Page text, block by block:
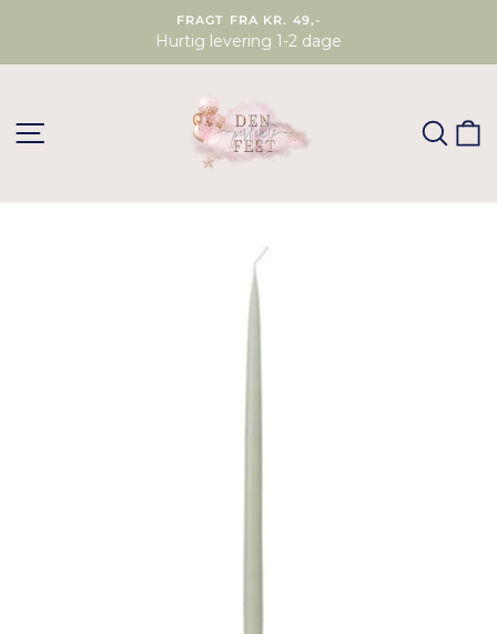
FRAGT FRA KR. 49,-
Hurtig levering 1-2 dage
SØG